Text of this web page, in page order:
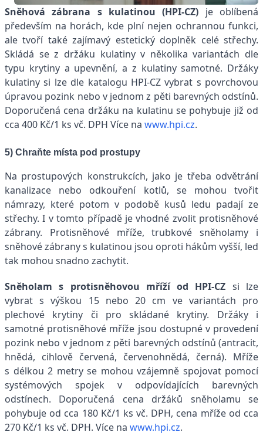
Sněhová zábrana s kulatinou (HPI-CZ) je oblíbená
především na horách, kde plní nejen ochrannou funkci,
ale tvoří také zajímavý estetický doplněk celé střechy.
Skládá se z držáku kulatiny v několika variantách dle
typu krytiny a upevnění, a z kulatiny samotné. Držáky
kulatiny si lze dle katalogu HPI-CZ vybrat s povrchovou
úpravou pozink nebo v jednom z pěti barevných odstínů.
Doporučená cena držáku na kulatinu se pohybuje již od
cca 400 Kč/1 ks vč. DPH Více na www.hpi.cz.
5) Chraňte místa pod prostupy
Na prostupových konstrukcích, jako je třeba odvětrání
kanalizace nebo odkouření kotlů, se mohou tvořit
námrazy, které potom v podobě kusů ledu padají ze
střechy. I v tomto případě je vhodné zvolit protisněhové
zábrany. Protisněhové mříže, trubkové sněholamy i
sněhové zábrany s kulatinou jsou oproti hákům vyšší, led
tak mohou snadno zachytit.
Sněholam s protisněhovou mříží od HPI-CZ si lze
vybrat s výškou 15 nebo 20 cm ve variantách pro
plechové krytiny či pro skládané krytiny. Držáky i
samotné protisněhové mříže jsou dostupné v provedení
pozink nebo v jednom z pěti barevných odstínů (antracit,
hnědá, cihlově červená, červenohnědá, černá). Mříže
s délkou 2 metry se mohou vzájemně spojovat pomocí
systémových spojek v odpovídajících barevných
odstínech. Doporučená cena držáků sněholamu se
pohybuje od cca 180 Kč/1 ks vč. DPH, cena mříže od cca
270 Kč/1 ks vč. DPH. Více na www.hpi.cz.